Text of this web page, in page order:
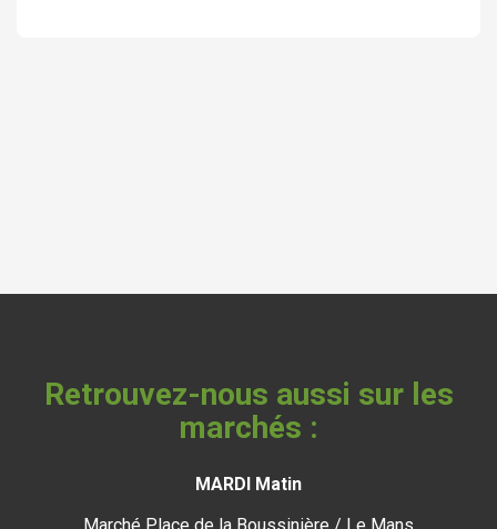
Retrouvez-nous aussi sur les
marchés :
MARDI Matin